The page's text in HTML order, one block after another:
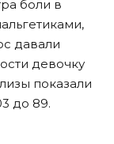
боли в
давали
девочку
показали
до 89.